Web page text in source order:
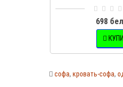
«легкого кан..
698
софа, кровать-софа,